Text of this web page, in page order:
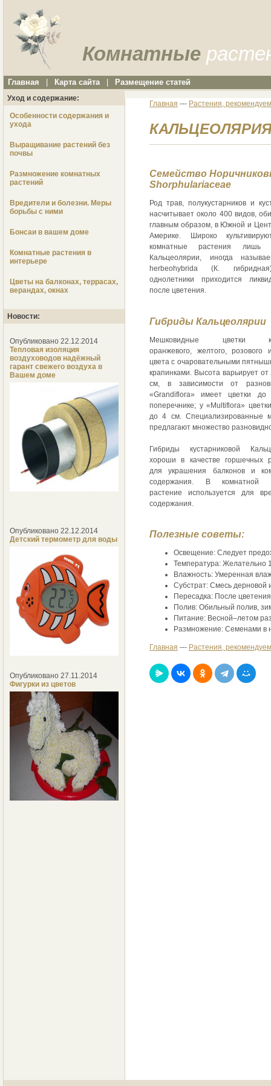
Комнатные
Главная Карта сайта Размещение статей
Уход и содержание:
Особенности содержания и
ухода
Выращивание растений без
почвы
Размножение комнатных
растений
Вредители и болезни. Меры
борьбы с ними
Бонсаи в вашем доме
Комнатные растения в
интерьере
Цветы на балконах, террасах,
верандах, окнах
Новости:
Опубликовано 22.12.2014
Тепловая изоляция
воздуховодов надёжный
гарант свежего воздуха в
Вашем доме
Опубликовано 22.12.2014
Детский термометр для воды
Опубликовано 27.11.2014
Фигурки из цветов
Главная --- Растения,
КАЛЬЦЕОЛЯРИЯ
Семейство
Shorphulariaceae
Род трав, полукустарников и
насчитывает около 400 видов,
главным образом, в Южной и
Америке. Широко
комнатные растения лишь
Кальцеолярии, иногда
herbeohybrida (К.
однолетники приходится
после цветения.
Гибриды Кальцеолярии
Мешковидные цветки
оранжевого, желтого, розового
цвета с очаровательными
крапинками. Высота варьирует
см, в зависимости от
«Grandiflora» имеет цветки
поперечнике; у «Multiflora»
до 4 см. Специализированные
предлагают множество
Гибриды кустарниковой
хороши в качестве горшечных
для украшения балконов и
содержания. В комнатной
растение используется для
содержания.
Полезные советы:
Освещение: Следует
Температура: Желательно
Влажность: Умеренная
Субстрат: Смесь дерновой
Пересадка: После
Полив: Обильный полив,
Питание: Весной–летом
Размножение: Семенами в
Главная --- Растения,